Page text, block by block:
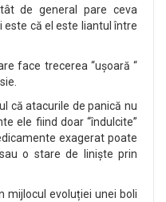
de general pare ceva
că el este liantul între
face trecerea “ușoară “
că atacurile de panică nu
ele fiind doar “îndulcite”
exagerat poate
o stare de liniște prin
mijlocul evoluției unei boli